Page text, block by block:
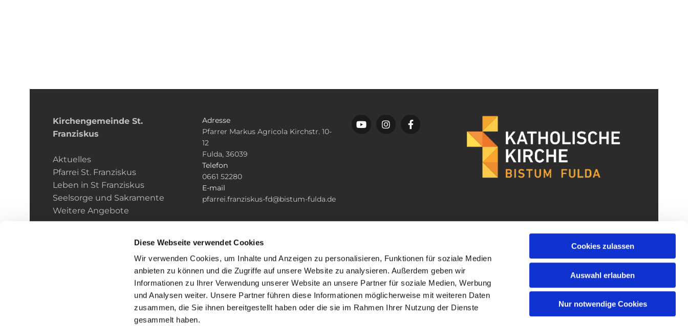
Diese Webseite verwendet Cookies
Wir verwenden Cookies, um Inhalte und Anzeigen zu personalisieren, Funktionen für soziale Medien
anbieten zu können und die Zugriffe auf unsere Website zu analysieren. Außerdem geben wir
Informationen zu Ihrer Verwendung unserer Website an unsere Partner für soziale Medien, Werbung
und Analysen weiter. Unsere Partner führen diese Informationen möglicherweise mit weiteren Daten
zusammen, die Sie ihnen bereitgestellt haben oder die sie im Rahmen Ihrer Nutzung der Dienste
gesammelt haben.
Cookies zulassen
Auswahl erlauben
Nur notwendige Cookies
Kirchengemeinde­­ St.
Franziskus
Aktuelles
Pfarrei St. Franziskus
Leben in St Franziskus
Seelsorge und Sakramente
Weitere Angebote
Adresse
Pfarrer Markus Agricola Kirchstr. 10-
12
Fulda, 36039
Telefon
0661 52280
E-mail
pfarrei.franziskus-fd@bistum-fulda.de
Impressum Datenschutzerklärung ChurchDesk-Login